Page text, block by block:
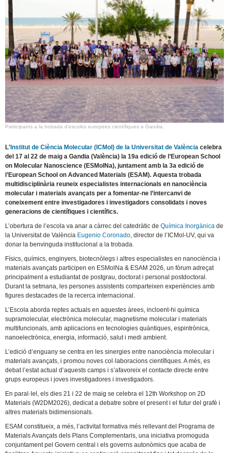
Participants a la trobada d'escoles europees científiques a Gandia.
L' Institut de Ciència Molecular (ICMol) de la Universitat de València celebra
del 17 al 22 de maig a Gandia (València) la 19a edició de l’European School
on Molecular Nanoscience (ESMolNa), juntament amb la 3a edició de
l’European School on Advanced Materials (ESAM). Aquesta trobada
multidisciplinària reuneix especialistes internacionals en nanociència
molecular i materials avançats per a fomentar-ne l’intercanvi de
coneixement entre investigadores i investigadors consolidats i noves
generacions de científiques i científics.
L’obertura de l’escola va anar a càrrec del catedràtic deQuímica Inorgànica de
la Universitat de València Eugenio Coronado, director de l’ICMol-UV, qui va
donar la benvinguda institucional a la trobada.
Físics, químics, enginyers, biotecnòlegs i altres especialistes en nanociència i
materials avançats participen en ESMolNa & ESAM 2026, un fòrum adreçat
principalment a estudiantat de postgrau, doctorat i personal postdoctoral.
Durant la setmana, les persones assistents comparteixen experiències amb
figures destacades de la recerca internacional.
L’Escola aborda reptes actuals en aquestes àrees, incloent-hi química
supramolecular, electrònica molecular, magnetisme molecular i materials
multifuncionals, amb aplicacions en tecnologies quàntiques, espintrònica,
nanoelectrònica, energia, informació, salut i medi ambient.
L’edició d’enguany se centra en les sinergies entre nanociència molecular i
materials avançats, i promou noves col·laboracions científiques. A més, es
debat l’estat actual d’aquests camps i s’afavoreix el contacte directe entre
grups europeus i joves investigadores i investigadors.
En paral·lel, els dies 21 i 22 de maig se celebra el 12th Workshop on 2D
Materials (W2DM2026), dedicat a debatre sobre el present i el futur del grafè i
altres materials bidimensionals.
ESAM constitueix, a més, l’activitat formativa més rellevant del Programa de
Materials Avançats dels Plans Complementaris, una iniciativa promoguda
conjuntament pel Govern central i els governs autonòmics que acaba de